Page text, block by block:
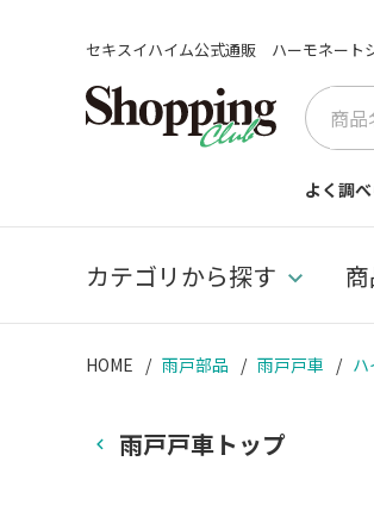
セキスイハイム公式通販 ハーモネート
よく調
カテゴリから探す
HOME 雨戸部品 雨戸戸車
雨戸戸車トップ